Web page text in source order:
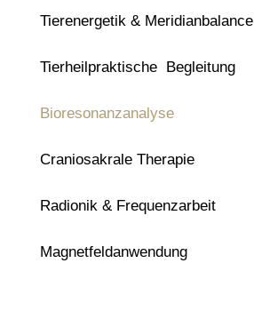
Tierenergetik & Meridianbalance
Tierheilpraktische Begleitung
Bioresonanzanalyse
Craniosakrale Therapie
Radionik & Frequenzarbeit
Magnetfeldanwendung